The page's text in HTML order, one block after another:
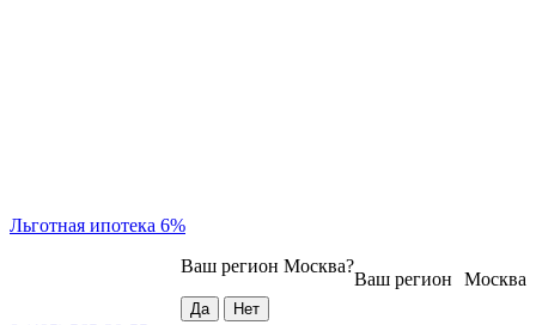
Льготная ипотека 6%
Москва
Ваш регион
Ваш регион Москва?